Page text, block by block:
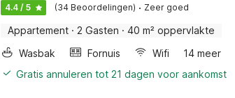
4.4 / 5 (34 Beoordelingen) · Zeer goed
Appartement · 2 Gasten · 40 m² oppervlakte
Wasbak
Fornuis Wifi
14 meer
Gratis annuleren tot 21 dagen voor aankomst